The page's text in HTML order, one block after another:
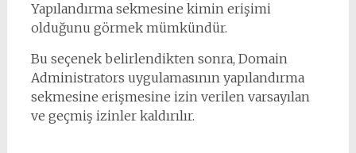
Yapılandırma sekmesine kimin erişimi
olduğunu görmek mümkündür.
Bu seçenek belirlendikten sonra, Domain
Administrators uygulamasının yapılandırma
sekmesine erişmesine izin verilen varsayılan
ve geçmiş izinler kaldırılır.